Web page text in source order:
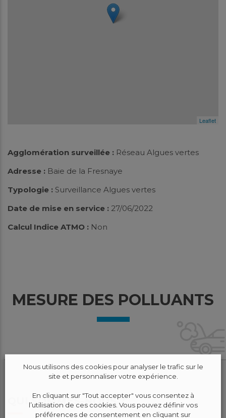
Leaflet
Agglomération surveillée : Réseau Algues vertes
Adresse : Baie de la Fresnaye
Typologie : Surveillance Algues vertes
Date de mise en service : 27/06/2022
Calcul Indice ATMO : Non
MESURE DES POLLUANTS
QUI SOMMES-NOUS ?
Nous utilisons des cookies pour analyser le trafic sur le
site et personnaliser votre expérience.
En cliquant sur "Tout accepter" vous consentez à
l’utilisation de ces cookies. Vous pouvez définir vos
préférences de consentement en cliquant sur